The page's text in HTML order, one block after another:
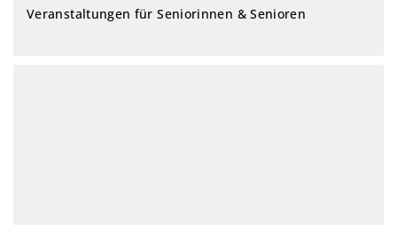
Veranstaltungen für Seniorinnen & Senioren